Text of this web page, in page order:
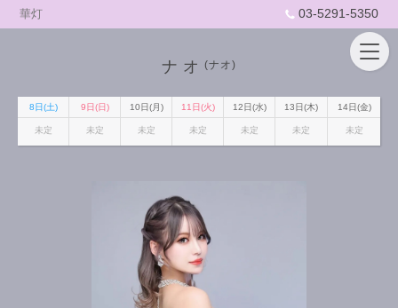
華灯 03-5291-5350
ナオ (ナオ)
8日(土) 9日(日) 10日(月) 11日(火) 12日(水) 13日(木) 14日(金)
未定 未定 未定 未定 未定 未定 未定